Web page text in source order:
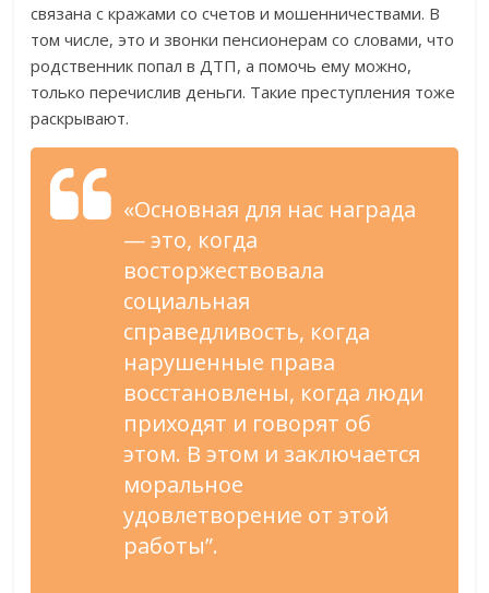
связана с кражами со счетов и мошенничествами. В
том числе, это и звонки пенсионерам со словами, что
родственник попал в ДТП, а помочь ему можно,
только перечислив деньги. Такие преступления тоже
раскрывают.
«Основная для нас награда
— это, когда
восторжествовала
социальная
справедливость, когда
нарушенные права
восстановлены, когда люди
приходят и говорят об
этом. В этом и заключается
моральное
удовлетворение от этой
работы”.